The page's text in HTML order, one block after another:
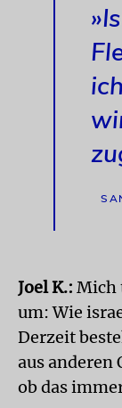
Joel K.: Mich
um: Wie
Derzeit
aus anderen
ob das